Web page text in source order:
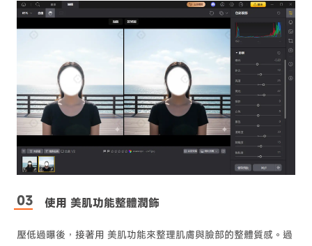
使用 美肌功能整體潤飾
壓低過曝後，接著用 美肌功能來整理肌膚與臉部的整體質感。過